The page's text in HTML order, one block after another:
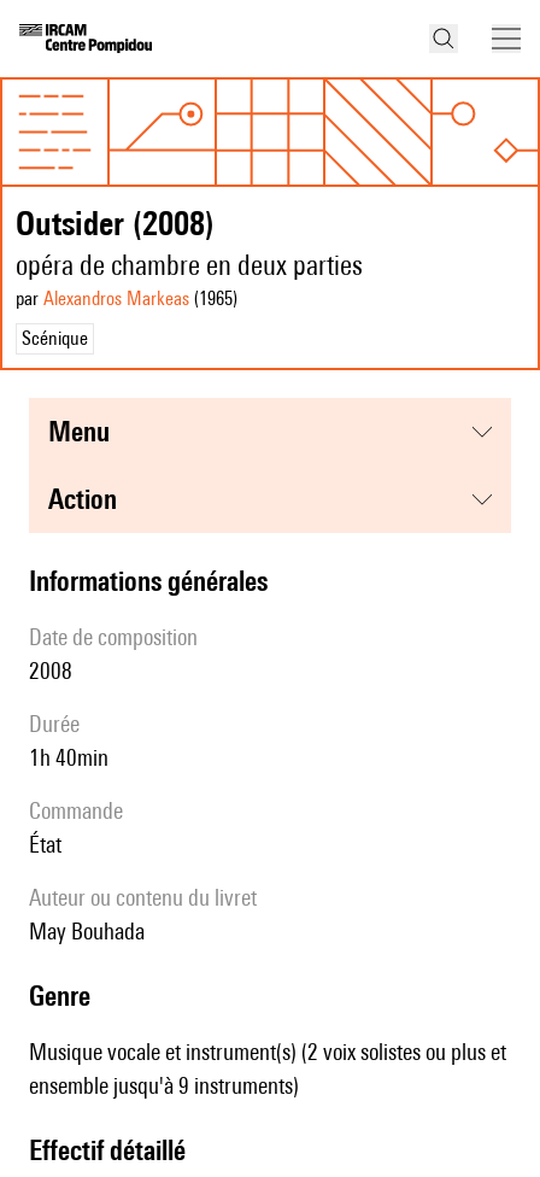
Outsider (2008)
opéra de chambre en deux parties
par Alexandros Markeas (1965)
Scénique
menu
action
informations générales
date de composition
2008
durée
1h 40min
Commande
État
Auteur ou contenu du livret
May Bouhada
genre
Musique vocale et instrument(s) (2 voix solistes ou plus et
ensemble jusqu'à 9 instruments)
effectif détaillé